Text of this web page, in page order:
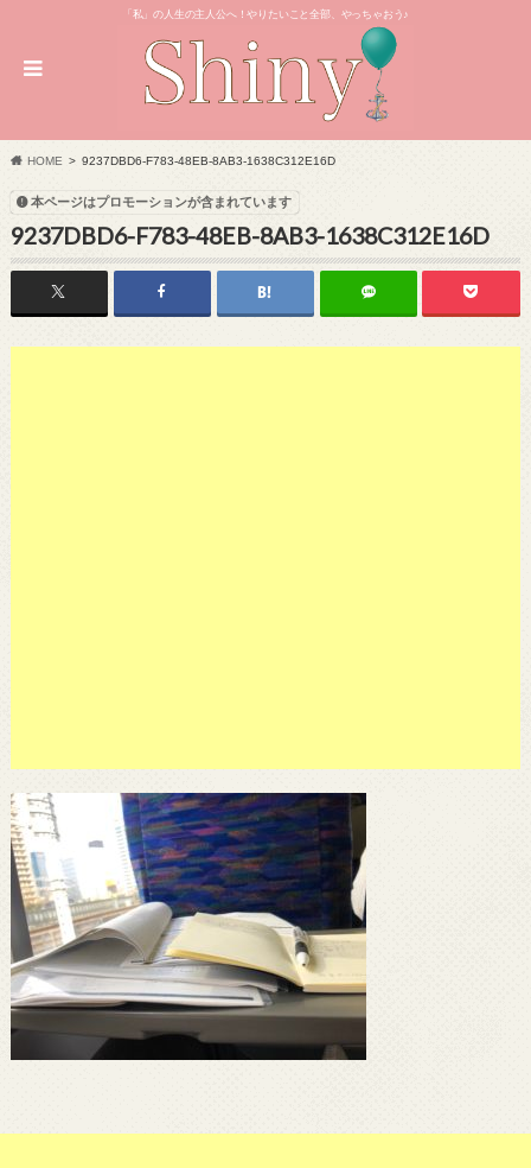
「私」の人生の主人公へ！やりたいこと全部、やっちゃおう♪
HOME 9237DBD6-F783-48EB-8AB3-1638C312E16D
本ページはプロモーションが含まれています
9237DBD6-F783-48EB-8AB3-1638C312E16D